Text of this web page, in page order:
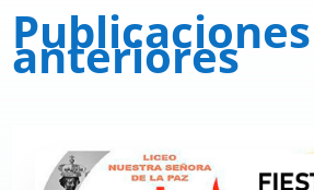
Publicaciones
anteriores